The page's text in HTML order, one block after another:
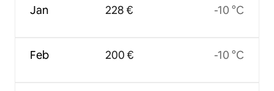
Jan
Feb
228 €
200 €
-10 °C
-10 °C